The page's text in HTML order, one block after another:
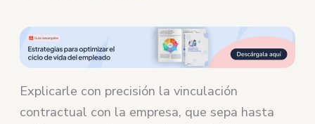
Explicarle con precisión la vinculación
contractual con la empresa, que sepa hasta